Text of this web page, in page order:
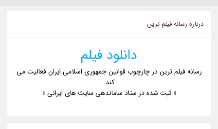
درباره رسانه فيلم ترين
دانلود فیلم
رسانه فیلم ترین در چارچوب قوانین جمهوری اسلامی ایران فعالیت می
کند.
« ثبت شده در ستاد ساماندهی سایت های ایرانی »